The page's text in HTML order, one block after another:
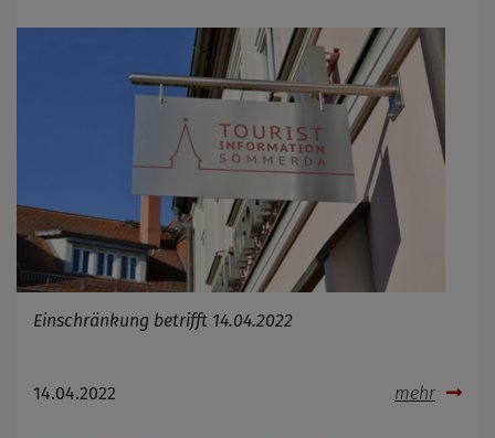
Einschränkung betrifft 14.04.2022
14.04.2022 mehr